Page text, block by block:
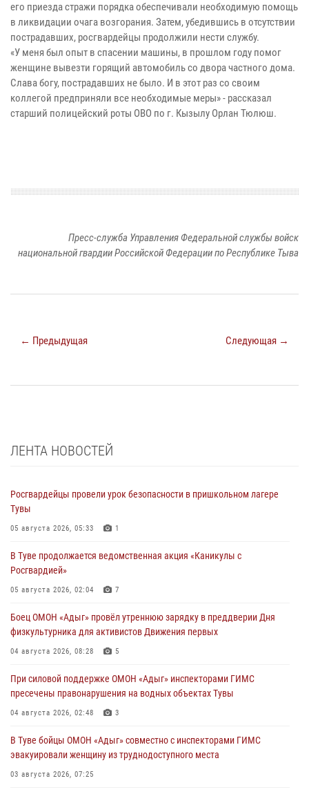
его приезда стражи порядка обеспечивали необходимую помощь
в ликвидации очага возгорания. Затем, убедившись в отсутствии
пострадавших, росгвардейцы продолжили нести службу.
«У меня был опыт в спасении машины, в прошлом году помог
женщине вывезти горящий автомобиль со двора частного дома.
Слава богу, пострадавших не было. И в этот раз со своим
коллегой предприняли все необходимые меры» - рассказал
старший полицейский роты ОВО по г. Кызылу Орлан Тюлюш.
Пресс-служба Управления Федеральной службы войск
национальной гвардии Российской Федерации по Республике Тыва
← Предыдущая Следующая →
ЛЕНТА НОВОСТЕЙ
Росгвардейцы провели урок безопасности в пришкольном лагере
Тувы
05 августа 2026, 05:33 1
В Туве продолжается ведомственная акция «Каникулы с
Росгвардией»
05 августа 2026, 02:04 7
Боец ОМОН «Адыг» провёл утреннюю зарядку в преддверии Дня
физкультурника для активистов Движения первых
04 августа 2026, 08:28 5
При силовой поддержке ОМОН «Адыг» инспекторами ГИМС
пресечены правонарушения на водных объектах Тувы
04 августа 2026, 02:48 3
В Туве бойцы ОМОН «Адыг» совместно с инспекторами ГИМС
эвакуировали женщину из труднодоступного места
03 августа 2026, 07:25